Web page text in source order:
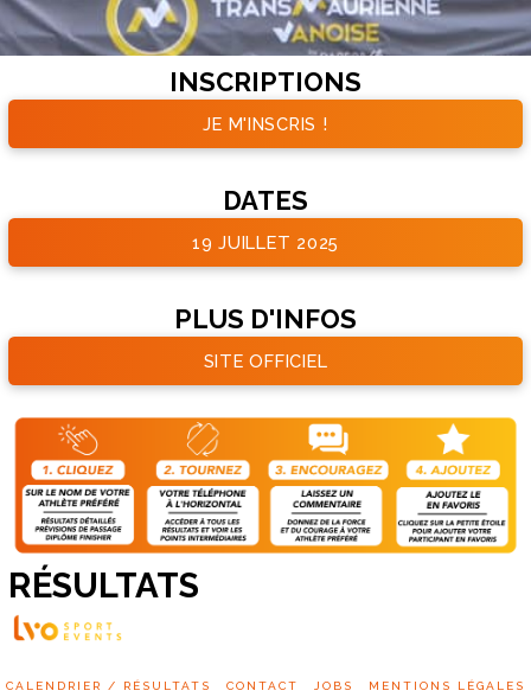
INSCRIPTIONS
JE M'INSCRIS !
DATES
19 JUILLET 2025
PLUS D'INFOS
SITE OFFICIEL
RÉSULTATS
CALENDRIER / RÉSULTATS CONTACT JOBS MENTIONS LÉGALES